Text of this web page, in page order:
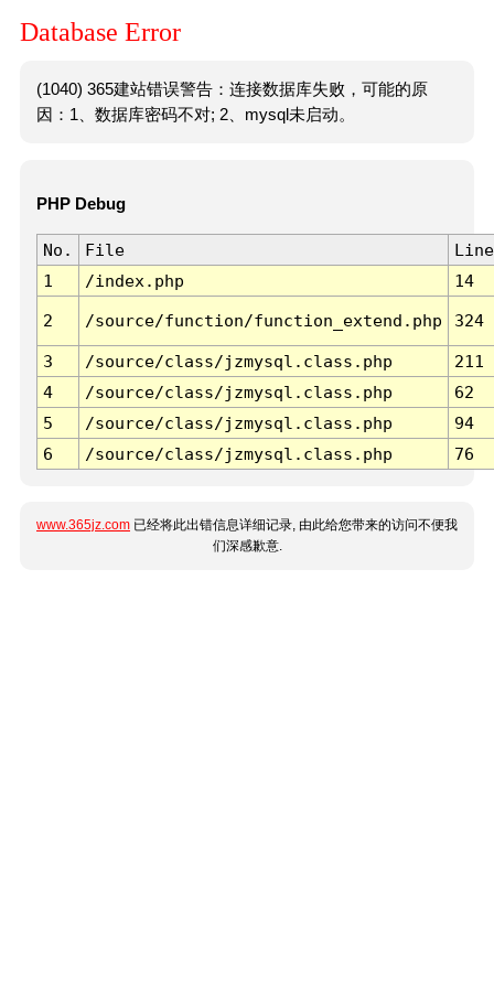
Database Error
(1040) 365建站错误警告：连接数据库失败，可能的原
因：1、数据库密码不对; 2、mysql未启动。
PHP Debug
No. File
Line
1
/index.php 14
2 /source/function/function_extend.php 324
3 /source/class/jzmysql.class.php
211
4
/source/class/jzmysql.class.php
62
5
/source/class/jzmysql.class.php
94
6
/source/class/jzmysql.class.php 76
www.365jz.com 已经将此出错信息详细记录, 由此给您带来的访问不便我
们深感歉意.